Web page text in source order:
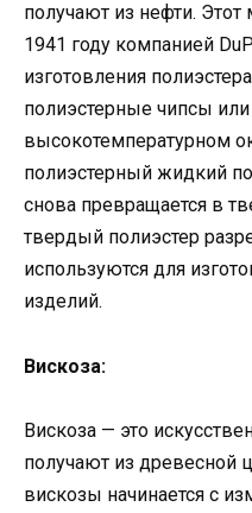
получают из нефти. Этот
1941 году компанией
изготовления
полиэстерные чипсы
высокотемпературном
полиэстерный жидкий
снова превращается в
твердый полиэстер
используются для
изделий.
Вискоза:
Вискоза — это
получают из древесной
вискозы начинается с